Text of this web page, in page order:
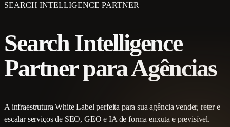
SEARCH INTELLIGENCE PARTNER
Search Intelligence
Partner para Agências
A infraestrutura White Label perfeita para sua agência vender, reter e
escalar serviços de SEO, GEO e IA de forma enxuta e previsível.